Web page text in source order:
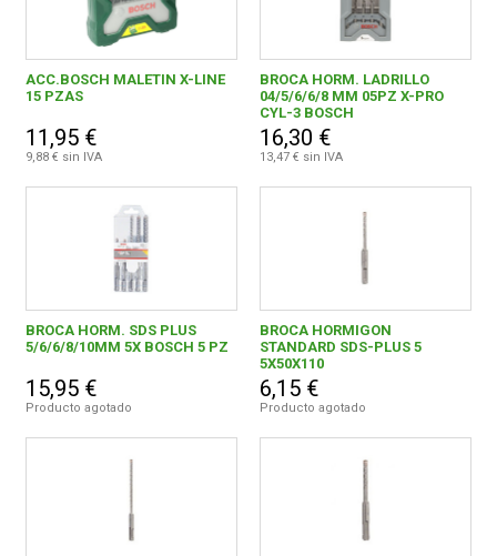
4
4
5
WOLFCRAFT GmbH 2
ACC.BOSCH MALETIN X-LINE
15 PZAS
11,95 €
9,88 € sin IVA
BROCA HORM. LADRILLO
04/5/6/6/8 MM 05PZ X-PRO
CYL-3 BOSCH
16,30 €
13,47 € sin IVA
BROCA HORM. SDS PLUS
5/6/6/8/10MM 5X BOSCH 5 PZ
15,95 €
Producto agotado
BROCA HORMIGON
STANDARD SDS-PLUS 5
5X50X110
6,15 €
Producto agotado